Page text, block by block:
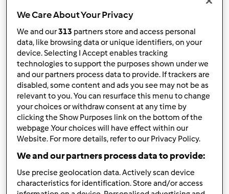
3 | Última entrada
Responder mensagem
MaryJoaoMaria (não
verificado)
Bom dia, tentei fazer as castanhas de Viseu através da
We Care About Your Privacy
We and our313 partners store and access personal
data, like browsing data or unique identifiers, on your
device. Selecting I Accept enables tracking
technologies to support the purposes shown under we
and our partners process data to provide. If trackers are
disabled, some content and ads you see may not be as
relevant to you. You can resurface this menu to change
your choices or withdraw consent at any time by
clicking the Show Purposes link on the bottom of the
webpage .Your choices will have effect within our
Website. For more details, refer to our Privacy Policy.
We and our partners process data to provide:
Use precise geolocation data. Actively scan device
characteristics for identification. Store and/or access